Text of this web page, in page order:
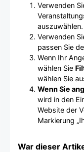
Verwenden
auszuwählen.
Verwenden
passen Sie
Wenn Ihr
wählen Sie
wählen Sie
Wenn Sie
wird in den
Website der
Markierung
War dieser